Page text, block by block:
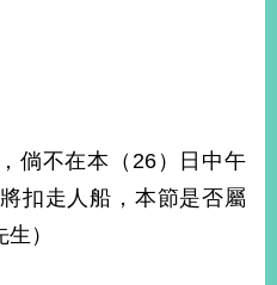
倘不在本（26）日中午
扣走人船，本節是否屬
）